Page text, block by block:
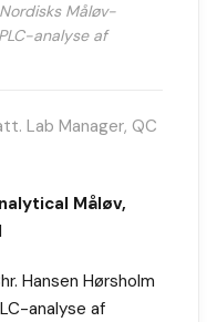
Måløv-
analyse af
Lab Manager, QC
Måløv,
Hansen Hørsholm
analyse af